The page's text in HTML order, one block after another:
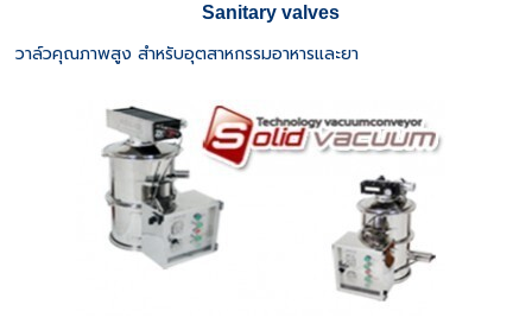
Sanitary valves
วาล์วคุณภาพสูง สำหรับอุตสาหกรรมอาหารและยา